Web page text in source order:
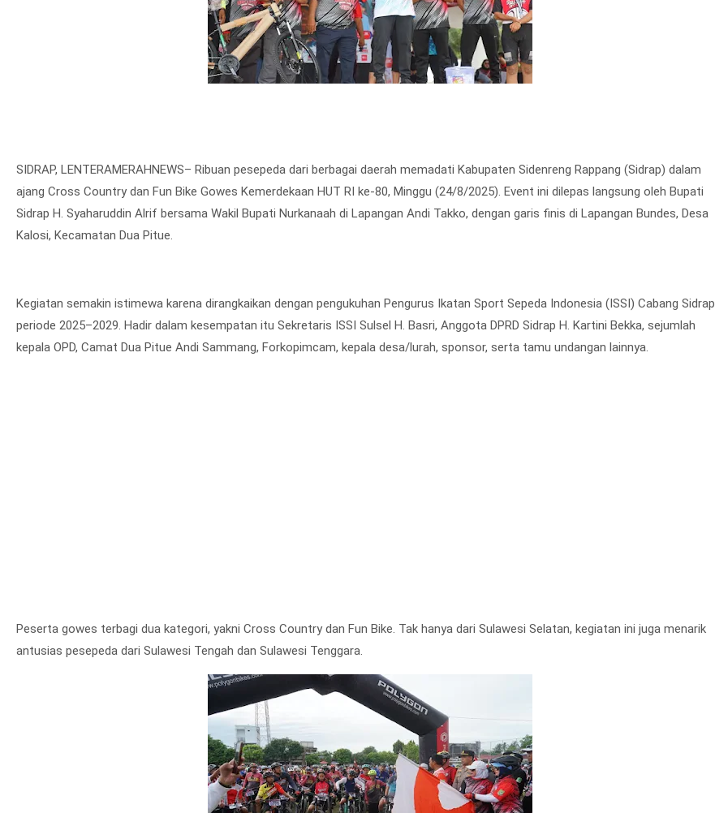
SIDRAP, LENTERAMERAHNEWS– Ribuan pesepeda dari berbagai daerah memadati Kabupaten Sidenreng Rappang (Sidrap) dalam
ajang Cross Country dan Fun Bike Gowes Kemerdekaan HUT RI ke-80, Minggu (24/8/2025). Event ini dilepas langsung oleh Bupati
Sidrap H. Syaharuddin Alrif bersama Wakil Bupati Nurkanaah di Lapangan Andi Takko, dengan garis finis di Lapangan Bundes, Desa
Kalosi, Kecamatan Dua Pitue.
Kegiatan semakin istimewa karena dirangkaikan dengan pengukuhan Pengurus Ikatan Sport Sepeda Indonesia (ISSI) Cabang Sidrap
periode 2025–2029. Hadir dalam kesempatan itu Sekretaris ISSI Sulsel H. Basri, Anggota DPRD Sidrap H. Kartini Bekka, sejumlah
kepala OPD, Camat Dua Pitue Andi Sammang, Forkopimcam, kepala desa/lurah, sponsor, serta tamu undangan lainnya.
Peserta gowes terbagi dua kategori, yakni Cross Country dan Fun Bike. Tak hanya dari Sulawesi Selatan, kegiatan ini juga menarik
antusias pesepeda dari Sulawesi Tengah dan Sulawesi Tenggara.